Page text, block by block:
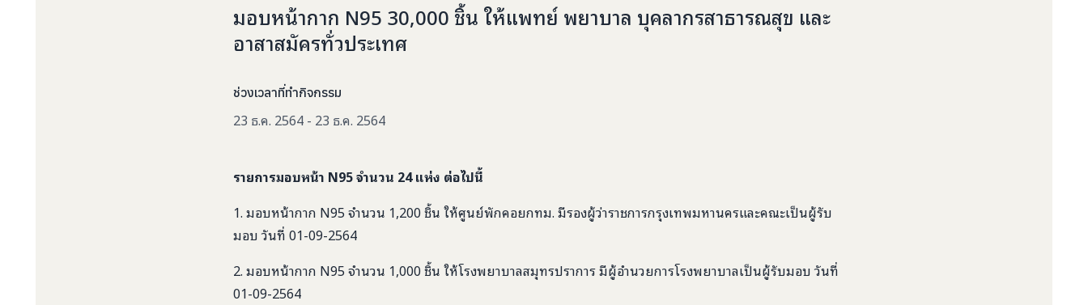
มอบหน้ากาก N95 30,000 ชิ้น ให้แพทย์ พยาบาล บุคลากรสาธารณสุข และ
อาสาสมัครทั่วประเทศ
ช่วงเวลาที่ทำกิจกรรม
23 ธ.ค. 2564 - 23 ธ.ค. 2564
รายการมอบหน้า N95 จำนวน 24 แห่ง ต่อไปนี้
1. มอบหน้ากาก N95 จำนวน 1,200 ชิ้น ให้ศูนย์พักคอยกทม. มีรองผู้ว่าราชการกรุงเทพมหานครและคณะเป็นผู้รับ
มอบ วันที่ 01-09-2564
2. มอบหน้ากาก N95 จำนวน 1,000 ชิ้น ให้โรงพยาบาลสมุทรปราการ มีผู้อำนวยการโรงพยาบาลเป็นผู้รับมอบ วันที่
01-09-2564